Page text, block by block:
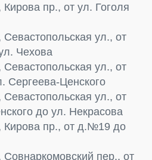
пр., от ул. Гоголя
ул., от
Чехова
ул., от
Сергеева-Ценского
ул., от
до ул. Некрасова
Кирова пр., от д.№19 до
пер., от